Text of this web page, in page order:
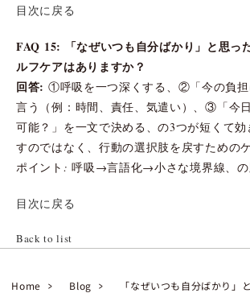
目次に戻る
FAQ 15: 「なぜいつも自分ばかり」と思っ
ルフケアはありますか？
回答: ①呼吸を一つ深くする、②「今の負
言う（例：時間、責任、気遣い）、③「今
可能？」を一文で決める、の3つが短くて
すのではなく、行動の選択肢を戻すためのケ
ポイント: 呼吸→言語化→小さな境界線、の
目次に戻る
Back to list
Home Blog 「なぜいつも自分ばかり」